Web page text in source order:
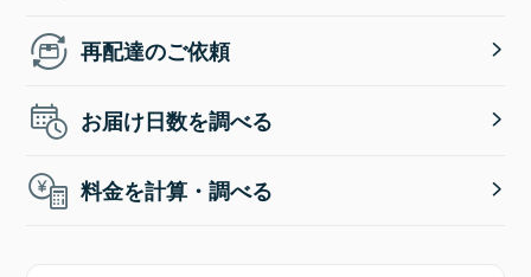
再配達のご依頼
お届け日数を調べる
料金を計算・調べる